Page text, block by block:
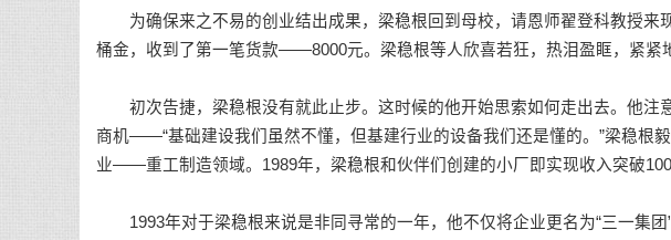
为确保来之不易的创业结出成果，梁稳根回到母校，请恩师翟登科教授来
桶金，收到了第一笔货款——8000元。梁稳根等人欣喜若狂，热泪盈眶，紧紧
初次告捷，梁稳根没有就此止步。这时候的他开始思索如何走出去。他注
商机——“基础建设我们虽然不懂，但基建行业的设备我们还是懂的。”梁稳根
业——重工制造领域。1989年，梁稳根和伙伴们创建的小厂即实现收入突破
1993年对于梁稳根来说是非同寻常的一年，他不仅将企业更名为“三一集团